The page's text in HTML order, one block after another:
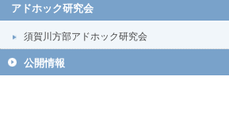
アドホック研究会
須賀川方部アドホック研究会
公開情報